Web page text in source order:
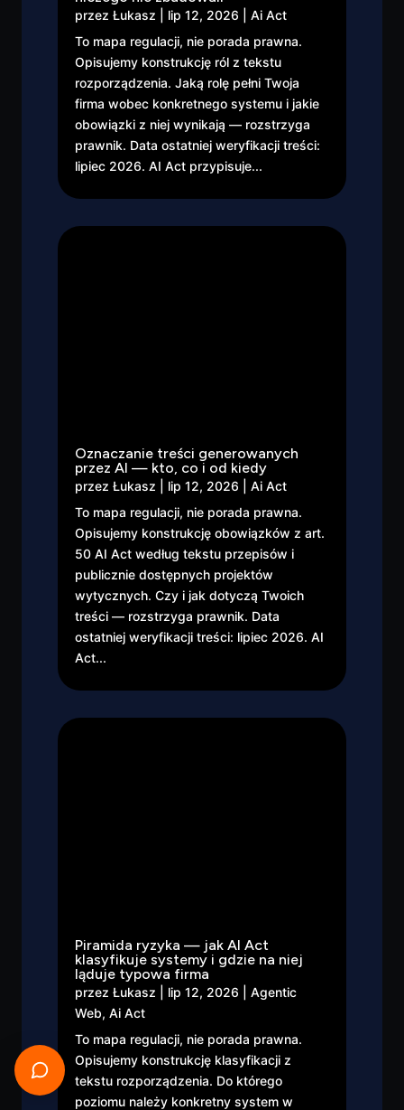
przez Łukasz lip 12, 2026
Ai Act
To mapa regulacji, nie porada prawna.
Opisujemy konstrukcję ról z tekstu
rozporządzenia. Jaką rolę pełni Twoja
firma wobec konkretnego systemu i jakie
obowiązki z niej wynikają — rozstrzyga
prawnik. Data ostatniej weryfikacji treści:
lipiec 2026. AI Act przypisuje...
Oznaczanie treści generowanych
przez AI — kto, co i od kiedy
przez Łukasz lip 12, 2026
Ai Act
To mapa regulacji, nie porada prawna.
Opisujemy konstrukcję obowiązków z art.
50 AI Act według tekstu przepisów i
publicznie dostępnych projektów
wytycznych. Czy i jak dotyczą Twoich
treści — rozstrzyga prawnik. Data
ostatniej weryfikacji treści: lipiec 2026. AI
Act...
Piramida ryzyka — jak AI Act
klasyfikuje systemy i gdzie na niej
ląduje typowa firma
przez Łukasz lip 12, 2026
Agentic
Web, Ai Act
To mapa regulacji, nie porada prawna.
Opisujemy konstrukcję klasyfikacji z
tekstu rozporządzenia. Do którego
poziomu należy konkretny system w